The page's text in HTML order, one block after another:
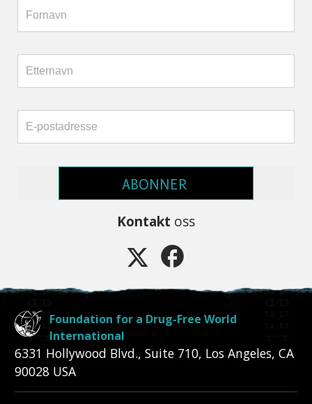
ABONNER
Kontakt oss
Foundation for a Drug-Free World
International
6331 Hollywood Blvd., Suite 710, Los Angeles, CA
90028 USA